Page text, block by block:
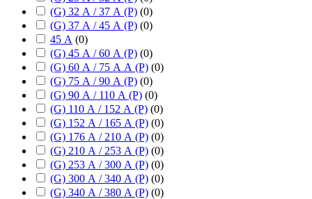
(G) 32 А / 37 А (P) (0)
(G) 37 А / 45 А (P) (0)
45 А (0)
(G) 45 А / 60 А (P) (0)
(G) 60 А / 75 А А (P) (0)
(G) 75 А / 90 А (P) (0)
(G) 90 А / 110 А (P) (0)
(G) 110 А / 152 А (P) (0)
(G) 152 А / 165 А (P) (0)
(G) 176 А / 210 А (P) (0)
(G) 210 А / 253 А (P) (0)
(G) 253 А / 300 А (P) (0)
(G) 300 А / 340 А (P) (0)
(G) 340 А / 380 А (P) (0)